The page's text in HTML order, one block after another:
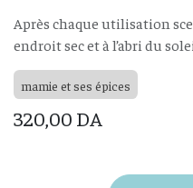
Après chaque utilisation
endroit sec et à l’abri du
mamie et ses épices
320,00 DA